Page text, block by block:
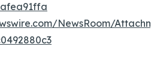
NewsRoom/